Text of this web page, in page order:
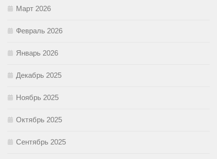
Март 2026
Февраль 2026
Январь 2026
Декабрь 2025
Ноябрь 2025
Октябрь 2025
Сентябрь 2025